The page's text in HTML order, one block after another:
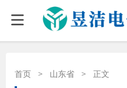
首页 > 山东省 > 正文